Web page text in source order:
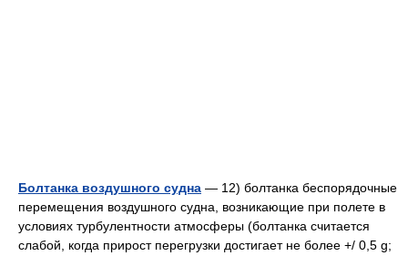
Болтанка воздушного судна — 12) болтанка беспорядочные
перемещения воздушного судна, возникающие при полете в
условиях турбулентности атмосферы (болтанка считается
слабой, когда прирост перегрузки достигает не более +/ 0,5 g;